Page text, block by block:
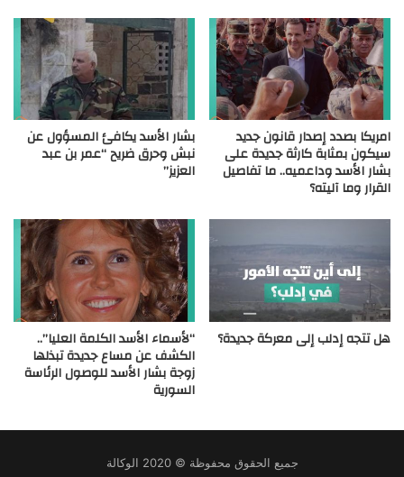
امريكا بصدد إصدار قانون جديد
سيكون بمثابة كارثة جديدة على
بشار الأسد وداعميه.. ما تفاصيل
القرار وما آليته؟
بشار الأسد يكافئ المسؤول عن
نبش وحرق ضريح “عمر بن عبد
العزيز”
هل تتجه إدلب إلى معركة جديدة؟ “لأسماء الأسد الكلمة العليا”..
الكشف عن مساع جديدة تبذلها
زوجة بشار الأسد للوصول الرئاسة
السورية
جميع الحقوق محفوظة © 2020 الوكالة